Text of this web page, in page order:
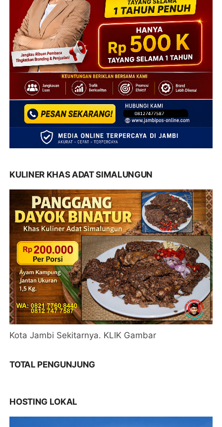
KULINER KHAS ADAT SIMALUNGUN
Kota Jambi Sekitarnya. KLIK Gambar
TOTAL PENGUNJUNG
HOSTING LOKAL